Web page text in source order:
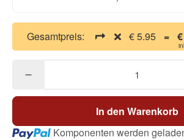
Gesamtpreis: € 5.95 =
In den Warenkorb
Loading...Komponenten werden